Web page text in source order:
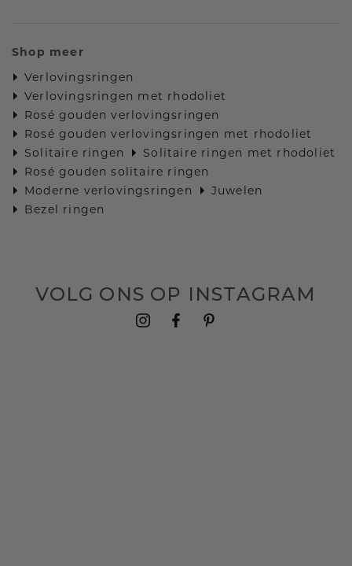
Shop meer
Verlovingsringen
Verlovingsringen met rhodoliet
Rosé gouden verlovingsringen
Rosé gouden verlovingsringen met rhodoliet
Solitaire ringen
Solitaire ringen met rhodoliet
Rosé gouden solitaire ringen
Moderne verlovingsringen
Juwelen
Bezel ringen
VOLG ONS OP INSTAGRAM